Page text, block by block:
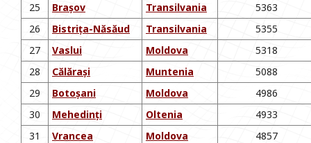
25
Brașov Transilvania
5363
26
Bistrița-Năsăud Transilvania
5355
27
Vaslui Moldova
5318
28
Călărași Muntenia
5088
29
Botoșani Moldova
4986
30
Mehedinți Oltenia
4933
31
Vrancea Moldova 4857